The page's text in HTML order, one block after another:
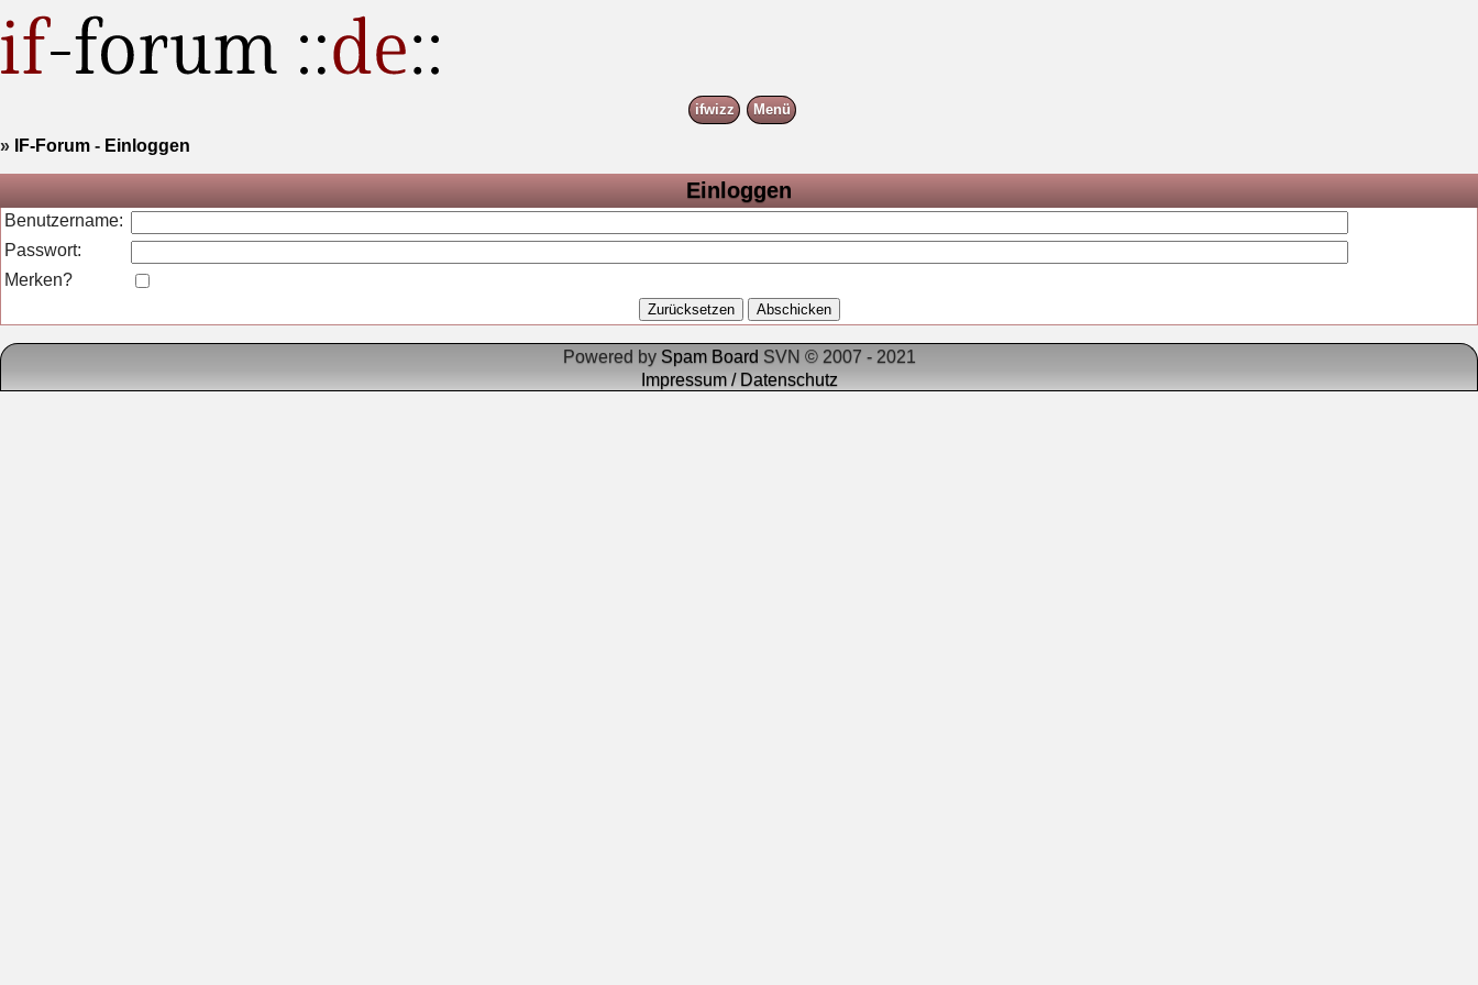
ifwizz Menü
» IF-Forum - Einloggen
Einloggen
Benutzername:
Passwort:
Merken?
Powered by Spam Board SVN © 2007 - 2021
Impressum / Datenschutz